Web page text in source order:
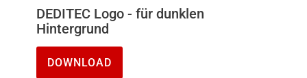
DEDITEC Logo - für dunklen
Hintergrund
DOWNLOAD